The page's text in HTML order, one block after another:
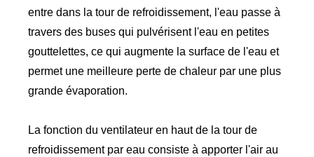
entre dans la tour de refroidissement, l'eau passe à
travers des buses qui pulvérisent l'eau en petites
gouttelettes, ce qui augmente la surface de l'eau et
permet une meilleure perte de chaleur par une plus
grande évaporation.
La fonction du ventilateur en haut de la tour de
refroidissement par eau consiste à apporter l'air au